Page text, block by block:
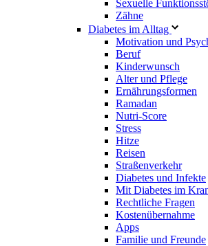
Sexuelle
Zähne
Diabetes im Alltag
Motivation und
Beruf
Kinderwunsch
Alter und Pflege
Ernährungsformen
Ramadan
Nutri-Score
Stress
Hitze
Reisen
Straßenverkehr
Diabetes und Infekte
Mit Diabetes im
Rechtliche Fragen
Kostenübernahme
Apps
Familie und Freunde